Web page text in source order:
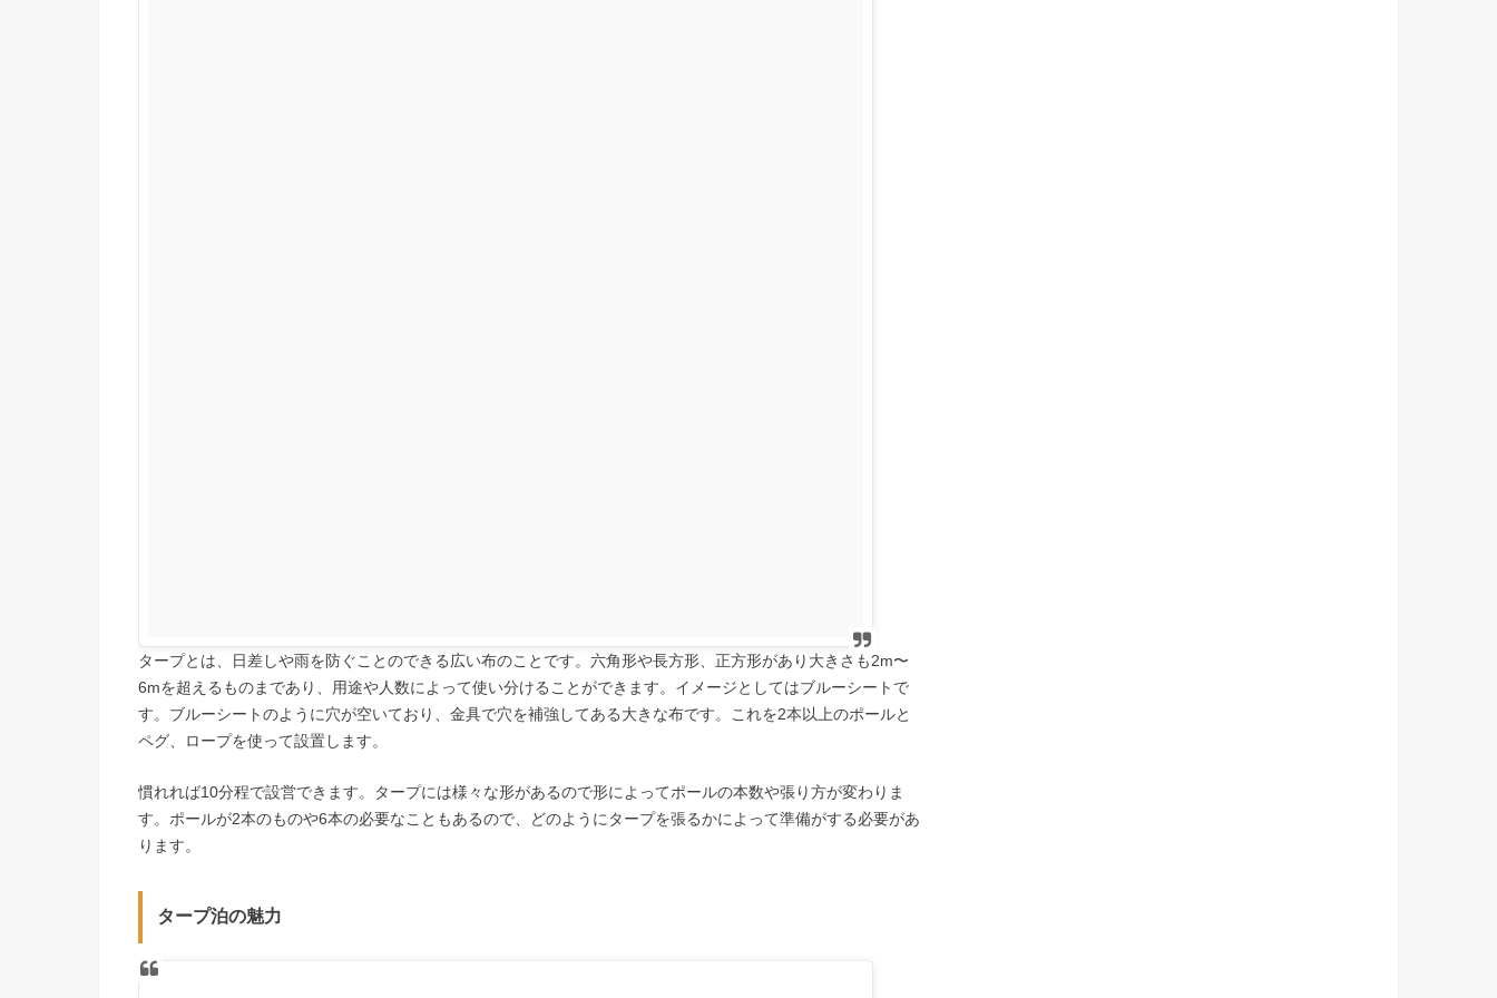
タープとは、日差しや雨を防ぐことのできる広い布のことです。六角形や長方形、正方形があり大きさも2m〜
6mを超えるものまであり、用途や人数によって使い分けることができます。イメージとしてはブルーシートで
す。ブルーシートのように穴が空いており、金具で穴を補強してある大きな布です。これを2本以上のポールと
ペグ、ロープを使って設置します。
慣れれば10分程で設営できます。タープには様々な形があるので形によってポールの本数や張り方が変わりま
す。ポールが2本のものや6本の必要なこともあるので、どのようにタープを張るかによって準備がする必要があ
ります。
タープ泊の魅力